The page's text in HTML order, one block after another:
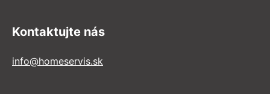
Kontaktujte nás
info@homeservis.sk